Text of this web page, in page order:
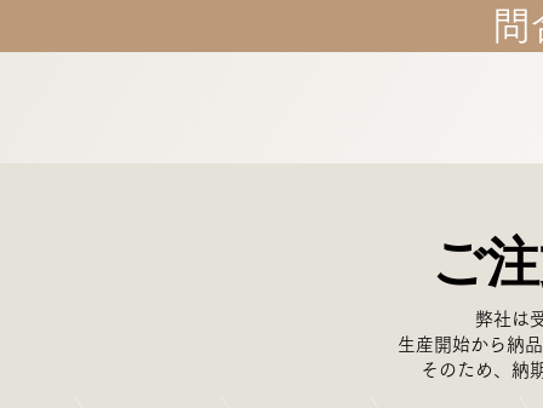
ご
弊社は
生産開始から納
そのため、納